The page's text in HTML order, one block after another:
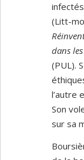
(Litt-
dans
(PUL).
l’autre
Son
sur sa